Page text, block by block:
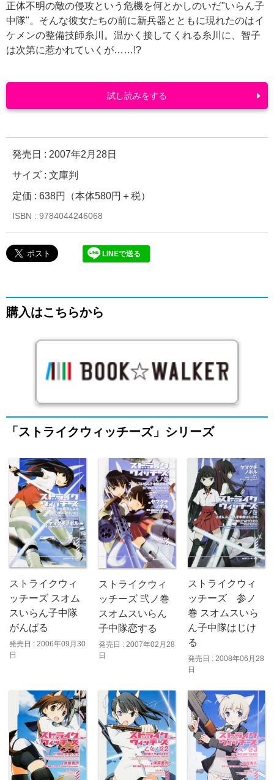
正体不明の敵の侵攻という危機を何とかしのいだ"いらん子
中隊"。そんな彼女たちの前に新兵器とともに現れたのはイ
ケメンの整備技師糸川。温かく接してくれる糸川に、智子
は次第に惹かれていくが……!?
発売日 : 2007年2月28日
サイズ : 文庫判
定価 : 638円（本体580円＋税）
ISBN : 9784044246068
LINEで送る
試し読みをする
購入はこちらから
「ストライクウィッチーズ」シリーズ
ストライクウィ
ッチーズ スオム
スいらん子中隊
がんばる
発売日 : 2006年09月30
日
ストライクウィ
ッチーズ 弐ノ巻
スオムスいらん
子中隊恋する
発売日 : 2007年02月28
日
ストライクウィ
ッチーズ 参ノ
巻 スオムスいら
ん子中隊はじけ
る
発売日 : 2008年06月28
日